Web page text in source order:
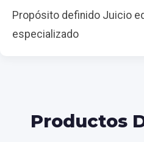
Propósito definido Juicio
especializado
Productos